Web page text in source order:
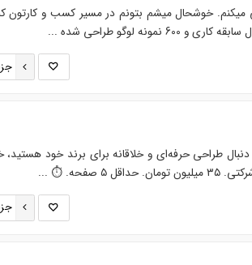
میکنم. خوشحال میشم بتونم در مسیر کسب و کارتون
طراحی حرفه‌ای و خلاقانه برای برند خود هستید،
⏱ ...